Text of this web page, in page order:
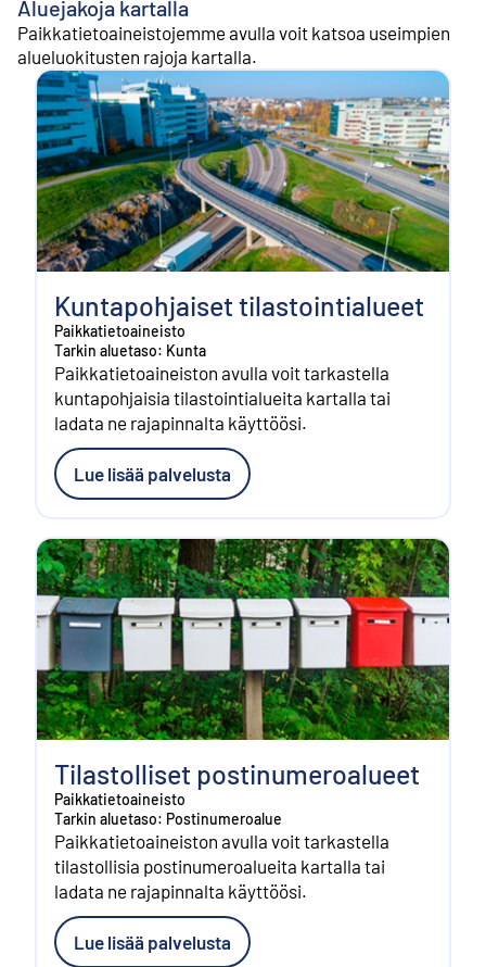
Aluejakoja kartalla
Paikkatietoaineistojemme avulla voit katsoa useimpien
alueluokitusten rajoja kartalla.
Kuntapohjaiset tilastointialueet
Paikkatietoaineisto
Tarkin aluetaso: Kunta
Paikkatietoaineiston avulla voit tarkastella
kuntapohjaisia tilastointialueita kartalla tai
ladata ne rajapinnalta käyttöösi.
Lue lisää palvelusta
Tilastolliset postinumeroalueet
Paikkatietoaineisto
Tarkin aluetaso: Postinumeroalue
Paikkatietoaineiston avulla voit tarkastella
tilastollisia postinumeroalueita kartalla tai
ladata ne rajapinnalta käyttöösi.
Lue lisää palvelusta